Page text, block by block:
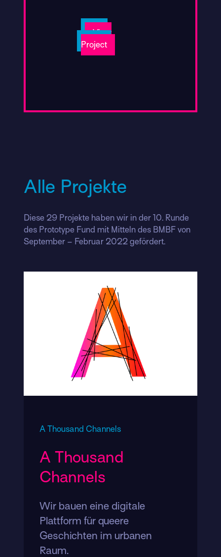
View
Project
Alle Projekte
Diese 29 Projekte haben wir in der 10. Runde
des Prototype Fund mit Mitteln des BMBF von
September – Februar 2022 gefördert.
A Thousand Channels
A Thousand
Channels
Wir bauen eine digitale
Plattform für queere
Geschichten im urbanen
Raum.